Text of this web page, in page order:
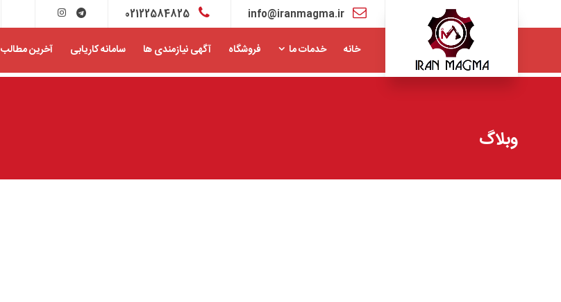
info@iranmagma.ir
02122584825
خانه خدمات ما فروشگاه آگهی نیازمندی ها سامانه کاریابی آخرین مطالب
وبلاگ